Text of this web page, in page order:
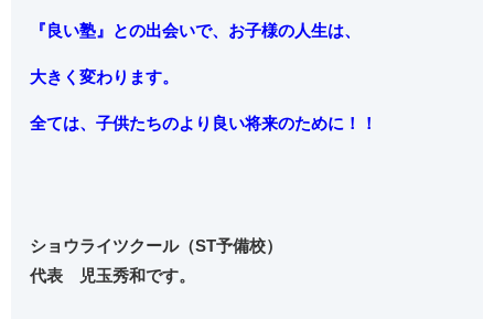
『良い塾』との出会いで、お子様の人生は、
大きく変わります。
全ては、子供たちのより良い将来のために！！
ショウライツクール（ST予備校）
代表 児玉秀和です。